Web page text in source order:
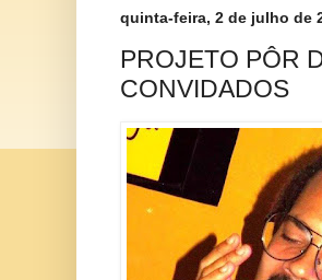
quinta-feira, 2 de julho de
PROJETO PÔR
CONVIDADOS